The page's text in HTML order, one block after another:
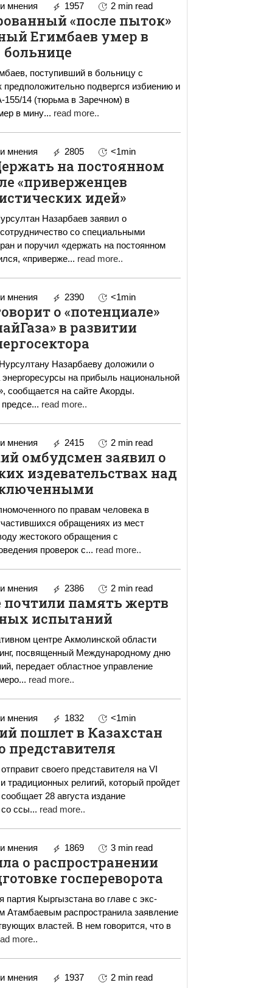
мнения 1957 2 min read
«после пыток»
Егимбаев умер в
больнице
поступивший в больницу с
предположительно подвергся избиению и
14 (тюрьма в Заречном) в
в мину... read more..
мнения 2805 <1min
на постоянном
«приверженцев
идей»
Назарбаев заявил о
со специальными
и поручил «держать на постоянном
«приверже... read more..
мнения 2390 <1min
о «потенциале»
в развитии
Назарбаеву доложили о
на прибыль национальной
сообщается на сайте Акорды.
... read more..
мнения 2415 2 min read
омбудсмен заявил о
издевательствах над
по правам человека в
обращениях из мест
жестокого обращения с
проведения проверок с... read more..
мнения 2386 2 min read
почтили память жертв
испытаний
центре Акмолинской области
посвященный Международному дню
передает областное управление
политики. В меро... read more..
мнения 1832 <1min
пошлет в Казахстан
представителя
своего представителя на VI
традиционных религий, который пройдет
28 августа издание
ссы... read more..
мнения 1869 3 min read
о распространении
госпереворота
партия Кыргызстана во главе с экс-
Атамбаевым распространила заявление
В нем говорится, что в
more..
мнения 1937 2 min read